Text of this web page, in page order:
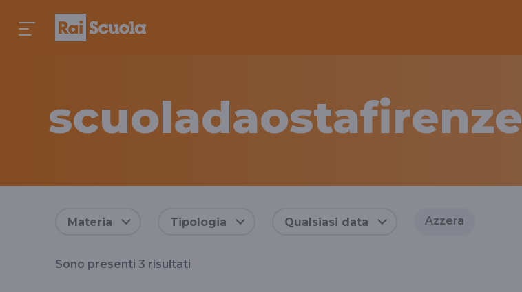
scuoladaostafirenze
Materia Tipologia Qualsiasi data Azzera
Sono presenti 3 risultati